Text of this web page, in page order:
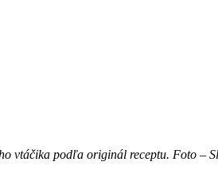
vtáčika podľa originál receptu. Foto –